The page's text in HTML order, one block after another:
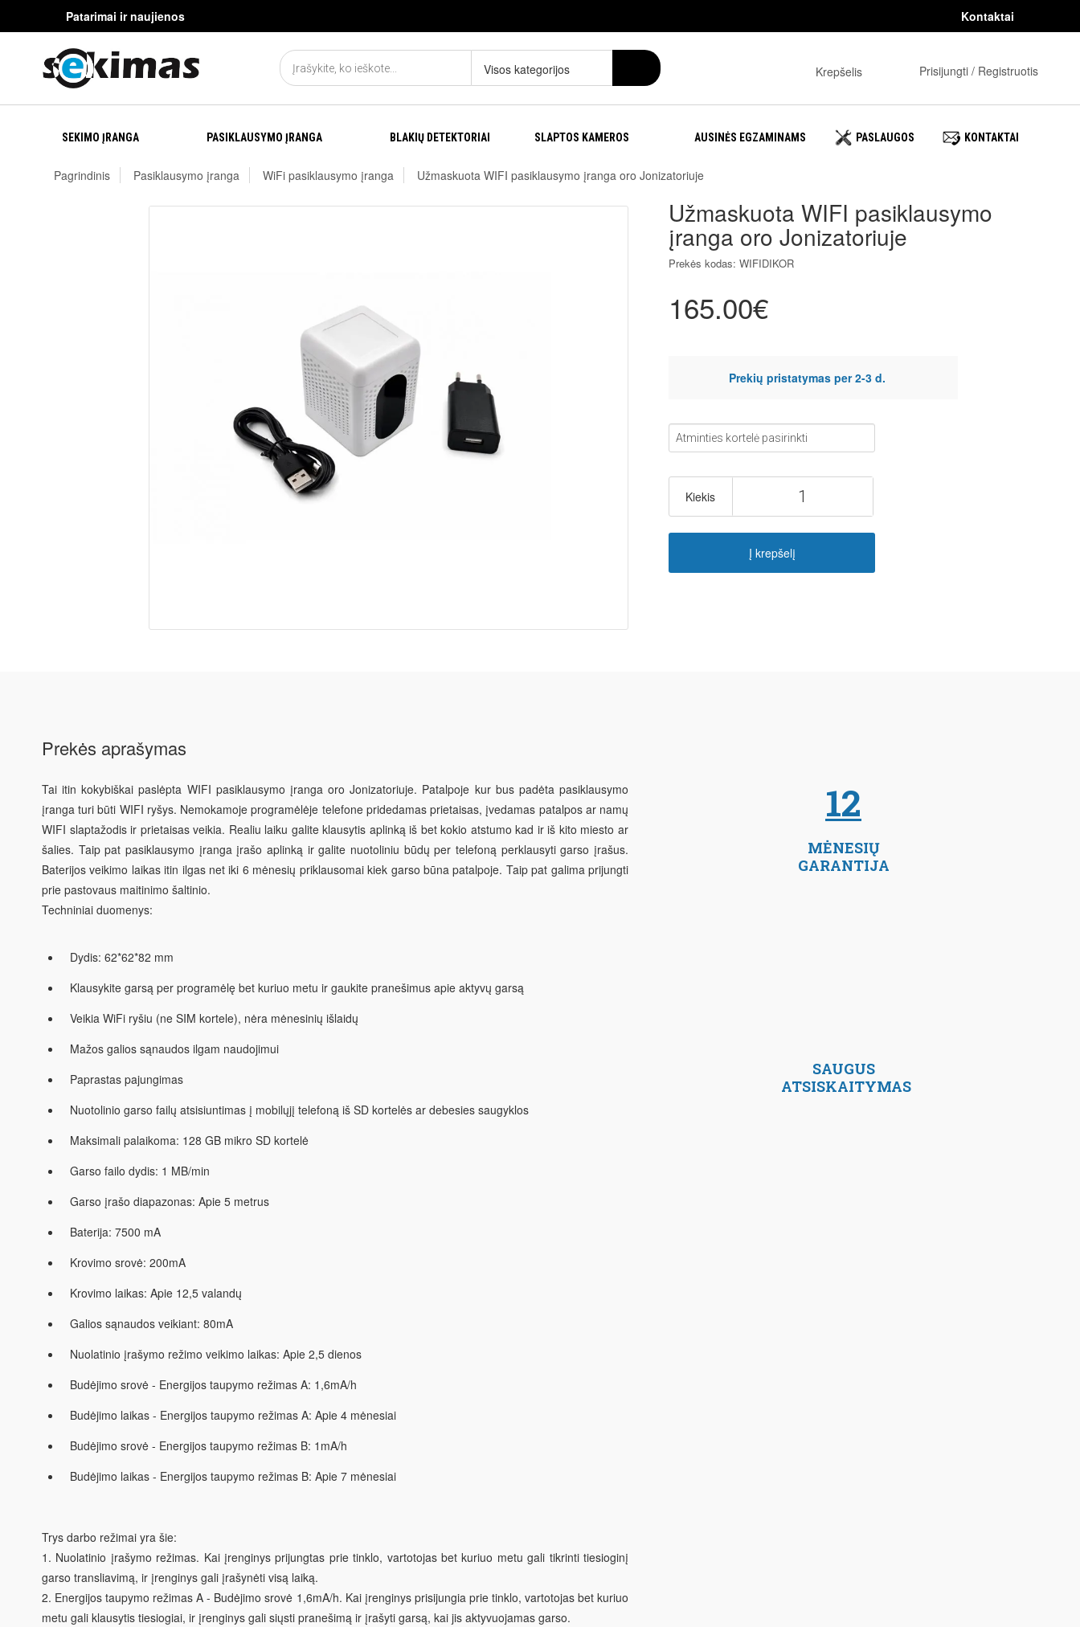
Kontaktai
Patarimai ir naujienos
Prisijungti / Registruotis
Krepšelis
Visos kategorijos
SEKIMO ĮRANGA PASIKLAUSYMO ĮRANGA BLAKIŲ DETEKTORIAI SLAPTOS KAMEROS AUSINĖS EGZAMINAMS PASLAUGOS KONTAKTAI
Pagrindinis Pasiklausymo įranga WiFi pasiklausymo įranga Užmaskuota WIFI pasiklausymo įranga oro Jonizatoriuje
Užmaskuota WIFI pasiklausymo
įranga oro Jonizatoriuje
Prekės kodas: WIFIDIKOR
165.00€
Prekių pristatymas per 2-3 d.
Kiekis
Į krepšelį
Prekės aprašymas
Tai itin kokybiškai paslėpta WIFI pasiklausymo įranga oro Jonizatoriuje. Patalpoje kur bus padėta pasiklausymo
įranga turi būti WIFI ryšys. Nemokamoje programėlėje telefone pridedamas prietaisas, įvedamas patalpos ar namų
WIFI slaptažodis ir prietaisas veikia. Realiu laiku galite klausytis aplinką iš bet kokio atstumo kad ir iš kito miesto ar
šalies. Taip pat pasiklausymo įranga įrašo aplinką ir galite nuotoliniu būdų per telefoną perklausyti garso įrašus.
Baterijos veikimo laikas itin ilgas net iki 6 mėnesių priklausomai kiek garso būna patalpoje. Taip pat galima prijungti
prie pastovaus maitinimo šaltinio.
Techniniai duomenys:
Dydis: 62*62*82 mm
Klausykite garsą per programėlę bet kuriuo metu ir gaukite pranešimus apie aktyvų garsą
Veikia WiFi ryšiu (ne SIM kortele), nėra mėnesinių išlaidų
Mažos galios sąnaudos ilgam naudojimui
Paprastas pajungimas
Nuotolinio garso failų atsisiuntimas į mobilųjį telefoną iš SD kortelės ar debesies saugyklos
Maksimali palaikoma: 128 GB mikro SD kortelė
Garso failo dydis: 1 MB/min
Garso įrašo diapazonas: Apie 5 metrus
Baterija: 7500 mA
Krovimo srovė: 200mA
Krovimo laikas: Apie 12,5 valandų
Galios sąnaudos veikiant: 80mA
Nuolatinio įrašymo režimo veikimo laikas: Apie 2,5 dienos
Budėjimo srovė - Energijos taupymo režimas A: 1,6mA/h
Budėjimo laikas - Energijos taupymo režimas A: Apie 4 mėnesiai
Budėjimo srovė - Energijos taupymo režimas B: 1mA/h
Budėjimo laikas - Energijos taupymo režimas B: Apie 7 mėnesiai
Trys darbo režimai yra šie:
1. Nuolatinio įrašymo režimas. Kai įrenginys prijungtas prie tinklo, vartotojas bet kuriuo metu gali tikrinti tiesioginį
garso transliavimą, ir įrenginys gali įrašynėti visą laiką.
2. Energijos taupymo režimas A - Budėjimo srovė 1,6mA/h. Kai įrenginys prisijungia prie tinklo, vartotojas bet kuriuo
metu gali klausytis tiesiogiai, ir įrenginys gali siųsti pranešimą ir įrašyti garsą, kai jis aktyvuojamas garso.
12
MĖNESIŲ
GARANTIJA
SAUGUS
ATSISKAITYMAS